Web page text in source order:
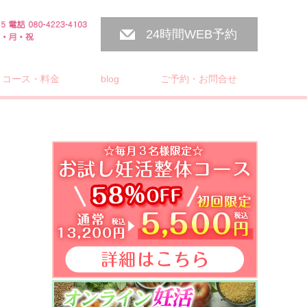
24時間WEB予約
コース・料金 blog ご予約・お問合せ